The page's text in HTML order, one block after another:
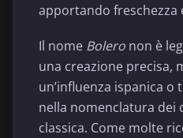
apportando freschezza
Il nome Bolero non è
una creazione precisa,
un’influenza ispanica
nella nomenclatura dei
classica. Come molte